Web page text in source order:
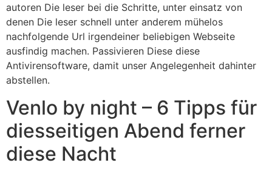
autoren Die leser bei die Schritte, unter einsatz von
denen Die leser schnell unter anderem mühelos
nachfolgende Url irgendeiner beliebigen Webseite
ausfindig machen. Passivieren Diese diese
Antivirensoftware, damit unser Angelegenheit dahinter
abstellen.
Venlo by night – 6 Tipps für
diesseitigen Abend ferner
diese Nacht